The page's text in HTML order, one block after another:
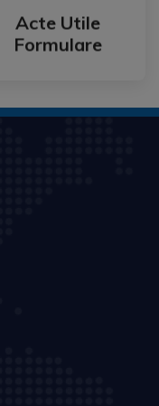
Acte Utile
Formulare
Acte Utile
Formulare